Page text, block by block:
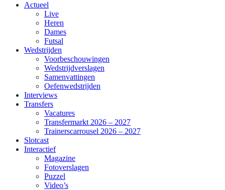
Actueel
Live
Heren
Dames
Futsal
Wedstrijden
Voorbeschouwingen
Wedstrijdverslagen
Samenvattingen
Oefenwedstrijden
Interviews
Transfers
Vacatures
Transfermarkt 2026 – 2027
Trainerscarrousel 2026 – 2027
Slotcast
Interactief
Magazine
Fotoverslagen
Puzzel
Video’s